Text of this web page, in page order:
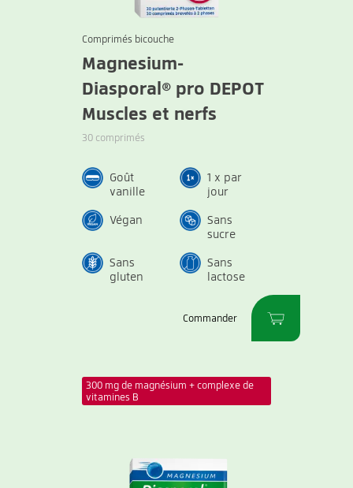
Comprimés bicouche
Magnesium-
Diasporal® pro DEPOT
Muscles et nerfs
30 comprimés
Goût
vanille
1 x par
jour
Végan
Sans
sucre
Sans
gluten
Sans
lactose
Commander
300 mg de magnésium + complexe de
vitamines B